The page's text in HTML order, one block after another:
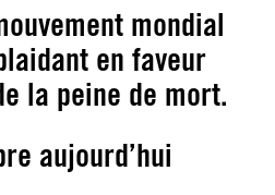
mondial
en faveur
la peine de mort.
aujourd’hui